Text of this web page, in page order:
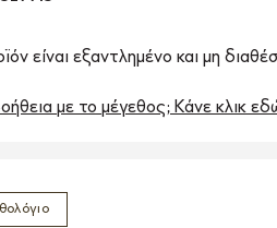
είναι εξαντλημένο και μη
με το μέγεθος; Κάνε κλικ